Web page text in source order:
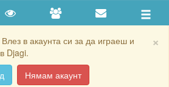
×
в акаунта си за да играеш и
Djagi.
Нямам акаунт